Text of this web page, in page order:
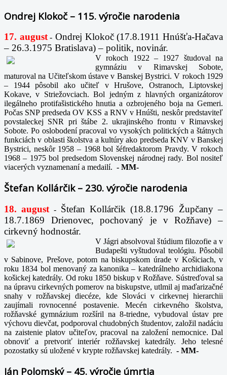
Ondrej Klokoč – 115. výročie narodenia
17. august- Ondrej Klokoč (17.8.1911 Hnúšťa-Hačava
– 26.3.1975 Bratislava) – politik, novinár.
V rokoch 1922 – 1927 študoval na
gymnáziu v Rimavskej Sobote,
maturoval na Učiteľskom ústave v Banskej Bystrici. V rokoch 1929
– 1944 pôsobil ako učiteľ v Hrušove, Ostranoch, Liptovskej
Kokave, v Striežovciach. Bol jedným z hlavných organizátorov
ilegálneho protifašistického hnutia a ozbrojeného boja na Gemeri.
Počas SNP predseda OV KSS a RNV v Hnúšti, neskôr predstaviteľ
povstaleckej SNR pri štábe 2. ukrajinského frontu v Rimavskej
Sobote. Po oslobodení pracoval vo vysokých politických a štátnych
funkciách v oblasti školstva a kultúry ako predseda KNV v Banskej
Bystrici, neskôr 1958 – 1968 bol šéfredaktorom Pravdy. V rokoch
1968 – 1975 bol predsedom Slovenskej národnej rady. Bol nositeľ
viacerých vyznamenaní a medailí. - MM-
Štefan Kollárčik – 230. výročie narodenia
18. august -
Štefan Kollárčik (18.8.1796 Župčany –
18.7.1869 Drienovec, pochovaný je v Rožňave) –
cirkevný hodnostár.
V Jágri absolvoval štúdium filozofie a v
Budapešti vyštudoval teológiu. Pôsobil
v Sabinove, Prešove, potom na biskupskom úrade v Košiciach, v
roku 1834 bol menovaný za kanonika – katedrálneho archidiakona
košickej katedrály. Od roku 1850 biskup v Rožňave. Sústreďoval sa
na úpravu cirkevných pomerov na biskupstve, utlmil aj maďarizačné
snahy v rožňavskej diecéze, kde Slováci v cirkevnej hierarchii
zaujímali rovnocenné postavenie. Mecén cirkevného školstva,
rožňavské gymnázium rozšíril na 8-triedne, vybudoval ústav pre
výchovu dievčat, podporoval chudobných študentov, založil nadáciu
na zaistenie platov učiteľov, pracoval na založení nemocnice. Dal
obnoviť a pretvoriť interiér rožňavskej katedrály. Jeho telesné
pozostatky sú uložené v krypte rožňavskej katedrály. - MM-
Ján Polomský – 45. výročie úmrtia